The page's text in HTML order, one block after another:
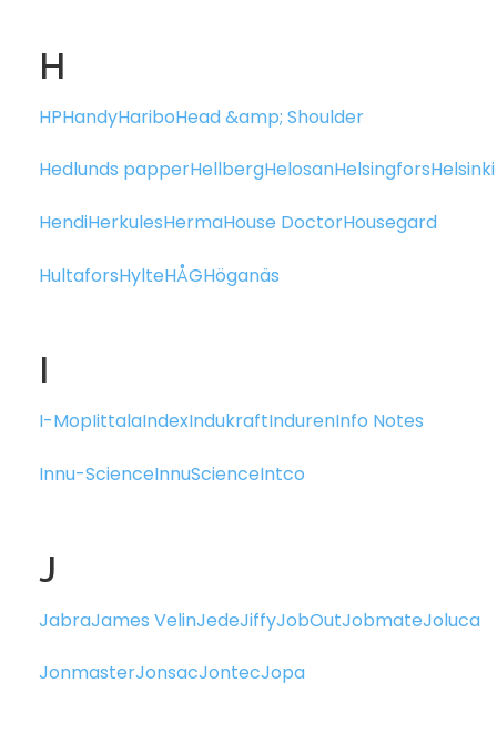
H
HPHandyHariboHead &amp; Shoulder
Hedlunds papperHellbergHelosanHelsingforsHelsinki
HendiHerkulesHermaHouse DoctorHousegard
HultaforsHylteHÅGHöganäs
I
I-MopIittalaIndexIndukraftIndurenInfo Notes
Innu-ScienceInnuScienceIntco
J
JabraJames VelinJedeJiffyJobOutJobmateJoluca
JonmasterJonsacJontecJopa